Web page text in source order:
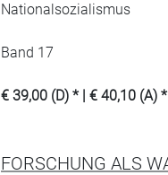
Nationalsozialismus
Band 17
€ 39,00 (D) * | € 40,10 (A) *
FORSCHUNG ALS